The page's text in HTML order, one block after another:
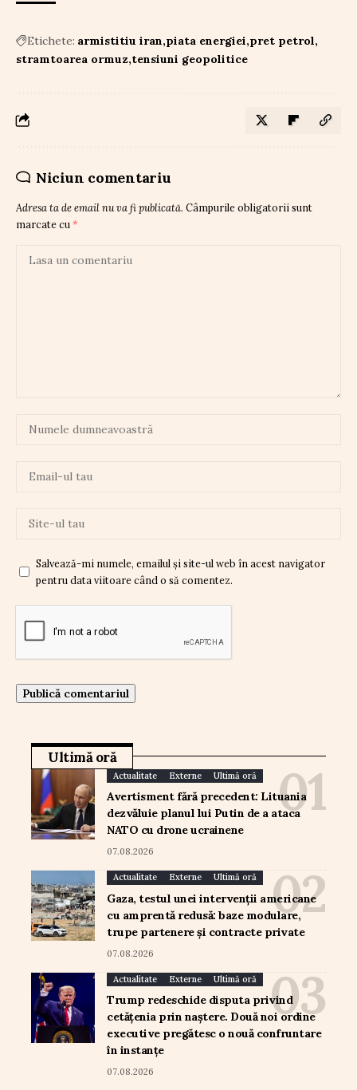
Etichete: armistitiu iran piata energiei pret petrol
stramtoarea ormuz tensiuni geopolitice
Niciun comentariu
Adresa ta de email nu va fi publicată. Câmpurile obligatorii sunt
marcate cu *
Salvează-mi numele, emailul și site-ul web în acest navigator
pentru data viitoare când o să comentez.
Ultimă oră
Actualitate Externe Ultimă oră
Avertisment fără precedent: Lituania
dezvăluie planul lui Putin de a ataca
NATO cu drone ucrainene
07.08.2026
Actualitate Externe Ultimă oră
Gaza, testul unei intervenții americane
cu amprentă redusă: baze modulare,
trupe partenere și contracte private
07.08.2026
Actualitate Externe Ultimă oră
Trump redeschide disputa privind
cetățenia prin naștere. Două noi ordine
executive pregătesc o nouă confruntare
în instanțe
07.08.2026